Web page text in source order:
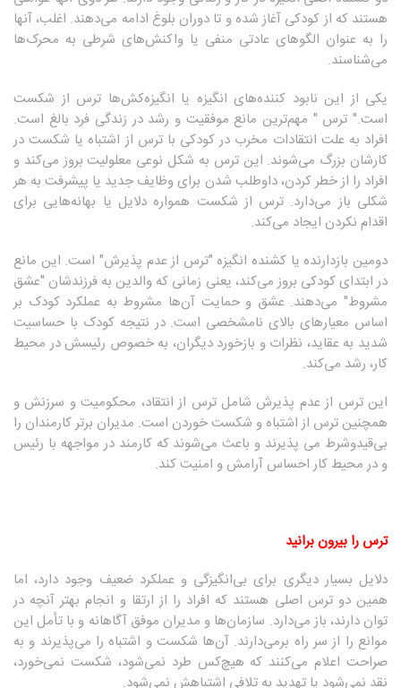
هستند که از کودکی آغاز شده و تا دوران بلوغ ادامه می‌دهند. اغلب، آنها
را به عنوان الگوهای عادتی منفی یا واکنش‌های شرطی به محرک‌‌ها
می‌شناسند.
یکی از این نابود کننده‌های انگیزه یا انگیزه‌کش‌ها ترس از شکست
است." ترس " مهم‌ترین مانع موفقیت و رشد در زندگی فرد بالغ است.
افراد به علت انتقادات مخرب در کودکی با ترس از اشتباه یا شکست در
کارشان بزرگ می‌شوند. این ترس به شکل نوعی معلولیت بروز می‌کند و
افراد را از خطر کردن، ‌داوطلب شدن برای وظایف جدید یا پیشرفت به هر
شکلی باز می‌دارد. ترس از شکست همواره دلایل یا بهانه‌‌هایی برای
اقدام نکردن ایجاد می‌کند.
دومین بازدارنده یا کشنده انگیزه‌ "ترس از عدم پذیرش" است. این مانع
در ابتدای کودکی بروز می‌کند، یعنی زمانی که والدین به فرزندشان "عشق
مشروط" می‌دهند. عشق و حمایت آن‌ها مشروط به عملکرد کودک بر
اساس معیارهای بالای نامشخصی است. در نتیجه کودک با حساسیت
شدید به عقاید، نظرات و بازخورد دیگران، ‌به خصوص رئیسش در محیط
کار، رشد می‌کند.
این ترس از عدم پذیرش شامل ترس از انتقاد،‌ محکومیت و سرزنش و
همچنین ترس از اشتباه و شکست خوردن است. مدیران برتر کارمندان را
بی‌قیدوشرط می پذیرند و باعث می‌شوند که کارمند در مواجهه با رئیس
و در محیط کار احساس آرامش و امنیت کند.
ترس را بیرون برانید
دلایل بسیار دیگری برای بی‌انگیزگی و عملکرد ضعیف وجود دارد، اما
همین دو ترس اصلی هستند که افراد را از ارتقا و انجام بهتر آنچه در
توان دارند،‌ باز می‌دارد. سازمان‌ها و مدیران موفق آگاهانه و با تأمل این
موانع را از سر راه برمی‌دارند. آن‌ها شکست و اشتباه را می‌پذیرند و به
صراحت اعلام می‌کنند که هیچ‌کس طرد نمی‌شود، شکست نمی‌خورد،‌
نقد نمی‌شود یا تهدید به تلافی اشتباهش نمی‌شود.